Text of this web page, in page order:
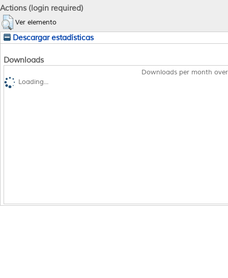
Actions (login required)
Ver elemento
Descargar estadísticas
Downloads
Downloads per month
Loading...